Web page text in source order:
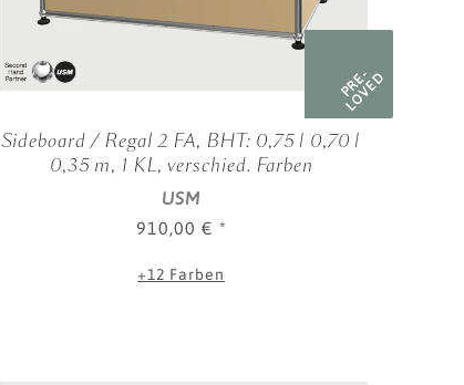
PRE-
LOVED
Sideboard / Regal 2 FA, BHT: 0,75 | 0,70 |
0,35 m, 1 KL, verschied. Farben
USM
910,00 € *
+12 Farben